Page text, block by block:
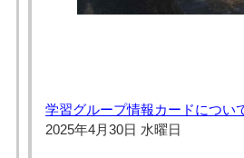
学習グループ情報カードについ
2025年4月30日 水曜日